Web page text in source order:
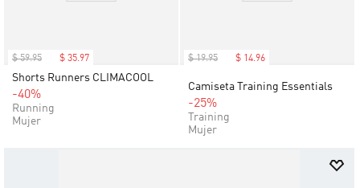
$ 59.95 $ 35.97
Shorts Runners CLIMACOOL
-40%
Running
Mujer
$ 19.95 $ 14.96
Camiseta Training Essentials
-25%
Training
Mujer